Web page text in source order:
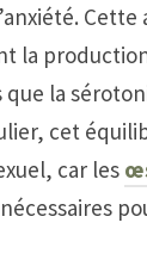
Cette
la
la
cet
car les